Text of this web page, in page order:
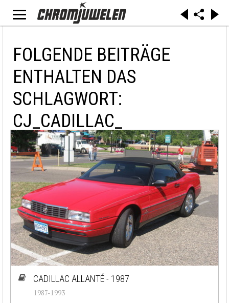
FOLGENDE BEITRÄGE
ENTHALTEN DAS
SCHLAGWORT:
CJ_CADILLAC_
CADILLAC ALLANTÉ - 1987
1987-1993